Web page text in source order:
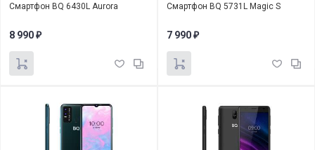
Смартфон BQ 6430L Aurora
8 990 ₽
Смартфон BQ 5731L Magic S
7 990 ₽